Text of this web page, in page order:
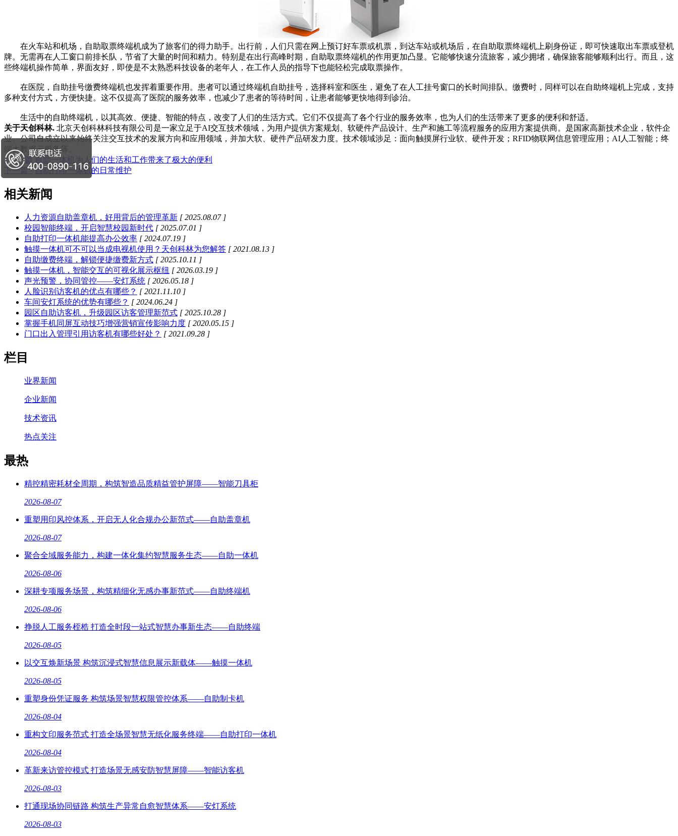
在火车站和机场，自助取票终端机成为了旅客们的得力助手。出行前，人们只需在网上预订好车票或机票，到达车站或机场后，在自助取票终端机上刷身份证，即可快速取出车票或登机
牌。无需再在人工窗口前排长队，节省了大量的时间和精力。特别是在出行高峰时期，自助取票终端机的作用更加凸显。它能够快速分流旅客，减少拥堵，确保旅客能够顺利出行。而且，这
些终端机操作简单，界面友好，即使是不太熟悉科技设备的老年人，在工作人员的指导下也能轻松完成取票操作。
在医院，自助挂号缴费终端机也发挥着重要作用。患者可以通过终端机自助挂号，选择科室和医生，避免了在人工挂号窗口的长时间排队。缴费时，同样可以在自助终端机上完成，支持
多种支付方式，方便快捷。这不仅提高了医院的服务效率，也减少了患者的等待时间，让患者能够更快地得到诊治。
生活中的自助终端机，以其高效、便捷、智能的特点，改变了人们的生活方式。它们不仅提高了各个行业的服务效率，也为人们的生活带来了更多的便利和舒适。
关于天创科林. 北京天创科林科技有限公司是一家立足于AI交互技术领域，为用户提供方案规划、软硬件产品设计、生产和施工等流程服务的应用方案提供商。是国家高新技术企业，软件企
业。公司自成立以来始终关注交互技术的发展方向和应用领域，并加大软、硬件产品研发力度。技术领域涉足：面向触摸屏行业软、硬件开发；RFID物联网信息管理应用；AI人工智能；终
端大数据云服务等。
<上一篇 自助一体机为人们的生活和工作带来了极大的便利
下一篇> 自助打印一体机的日常维护
相关新闻
人力资源自助盖章机，好用背后的管理革新​ [ 2025.08.07 ]
校园智能终端，开启智慧校园新时代 [ 2025.07.01 ]
自助打印一体机能提高办公效率 [ 2024.07.19 ]
触摸一体机可不可以当成电视机使用？天创科林为您解答 [ 2021.08.13 ]
自助缴费终端，解锁便捷缴费新方式​ [ 2025.10.11 ]
触摸一体机，智能交互的可视化展示枢纽 [ 2026.03.19 ]
声光预警，协同管控——安灯系统 [ 2026.05.18 ]
人脸识别访客机的优点有哪些？ [ 2021.11.10 ]
车间安灯系统的优势有哪些？ [ 2024.06.24 ]
园区自助访客机，升级园区访客管理新范式 [ 2025.10.28 ]
掌握手机同屏互动技巧增强营销宣传影响力度 [ 2020.05.15 ]
门口出入管理引用访客机有哪些好处？ [ 2021.09.28 ]
栏目
业界新闻
企业新闻
技术资讯
热点关注
最热
精控精密耗材全周期，构筑智造品质精益管护屏障——智能刀具柜
2026-08-07
重塑用印风控体系，开启无人化合规办公新范式——自助盖章机
2026-08-07
聚合全域服务能力，构建一体化集约智慧服务生态——自助一体机
2026-08-06
深耕专项服务场景，构筑精细化无感办事新范式——自助终端机
2026-08-06
挣脱人工服务桎梏 打造全时段一站式智慧办事新生态——自助终端
2026-08-05
以交互焕新场景 构筑沉浸式智慧信息展示新载体——触摸一体机
2026-08-05
重塑身份凭证服务 构筑场景智慧权限管控体系——自助制卡机
2026-08-04
重构文印服务范式 打造全场景智慧无纸化服务终端——自助打印一体机
2026-08-04
革新来访管控模式 打造场景无感安防智慧屏障——智能访客机
2026-08-03
打通现场协同链路 构筑生产异常自愈智慧体系——安灯系统
2026-08-03